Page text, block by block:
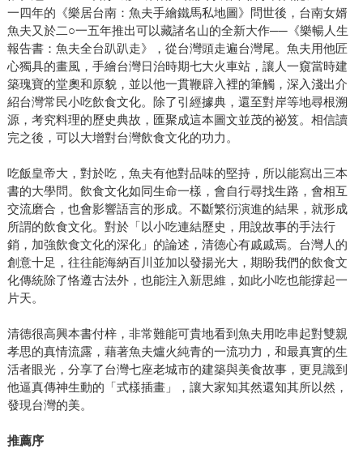
一四年的《樂居台南：魚夫手繪鐵馬私地圖》問世後，台南女婿
魚夫又於二○一五年推出可以藏諸名山的全新大作──《樂暢人生
報告書：魚夫全台趴趴走》，從台灣頭走遍台灣尾。魚夫用他匠
心獨具的畫風，手繪台灣日治時期七大火車站，讓人一窺當時建
築瑰寶的堂奧和原貌，並以他一貫鞭辟入裡的筆觸，深入淺出介
紹台灣常民小吃飲食文化。除了引經據典，還至對岸等地尋根溯
源，考究料理的歷史典故，匯聚成這本圖文並茂的祕笈。相信讀
完之後，可以大增對台灣飲食文化的功力。
吃飯皇帝大，對於吃，魚夫有他對品味的堅持，所以能寫出三本
書的大學問。飲食文化如同生命一樣，會自行尋找生路，會相互
交流磨合，也會影響語言的形成。不斷繁衍演進的結果，就形成
所謂的飲食文化。對於「以小吃連結歷史，用說故事的手法行
銷，加強飲食文化的深化」的論述，清德心有戚戚焉。台灣人的
創意十足，往往能海納百川並加以發揚光大，期盼我們的飲食文
化傳統除了恪遵古法外，也能注入新思維，如此小吃也能撐起一
片天。
清德很高興本書付梓，非常難能可貴地看到魚夫用吃串起對雙親
孝思的真情流露，藉著魚夫爐火純青的一流功力，和最真實的生
活者眼光，分享了台灣七座老城市的建築與美食故事，更見識到
他逼真傳神生動的「式樣插畫」，讓大家知其然還知其所以然，
發現台灣的美。
推薦序